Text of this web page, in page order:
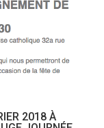
2018 À